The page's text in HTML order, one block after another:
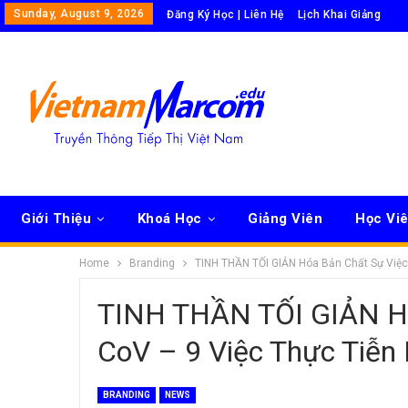
Sunday, August 9, 2026 Đăng Ký Học | Liên Hệ Lịch Khai Giảng
Giới Thiệu Khoá Học Giảng Viên Học
Home Branding TINH THẦN TỐI GIẢN Hóa Bản Chất Sự
TINH THẦN TỐI GIẢN
CoV – 9 Việc Thực Tiễn
BRANDING NEWS